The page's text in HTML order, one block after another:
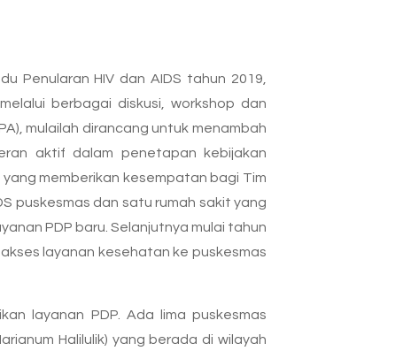
Penularan HIV dan AIDS tahun 2019,
berbagai diskusi, workshop dan
mulailah dirancang untuk menambah
aktif dalam penetapan kebijakan
memberikan kesempatan bagi Tim
puskesmas dan satu rumah sakit yang
PDP baru. Selanjutnya mulai tahun
layanan kesehatan ke puskesmas
layanan PDP. Ada lima puskesmas
Halilulik) yang berada di wilayah